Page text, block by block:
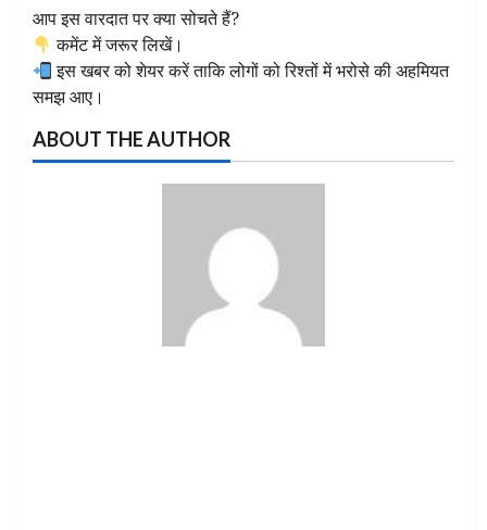
आप इस वारदात पर क्या सोचते हैं?
कमेंट में जरूर लिखें।
इस खबर को शेयर करें ताकि लोगों को रिश्तों में भरोसे की अहमियत
समझ आए।
ABOUT THE AUTHOR